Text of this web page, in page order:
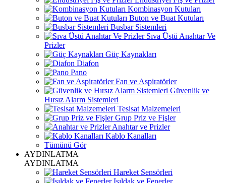
Kombinasyon Kutuları
Buton ve Buat Kutuları
Busbar Sistemleri
Sıva Üstü Anahtar Ve
Prizler
Güç Kaynakları
Diafon
Pano
Fan ve Aspiratörler
Güvenlik ve
Hırsız Alarm Sistemleri
Tesisat Malzemeleri
Grup Priz ve Fişler
Anahtar ve Prizler
Kablo Kanalları
Tümünü Gör
AYDINLATMA
AYDINLATMA
Hareket Sensörleri
Işıldak ve Fenerler